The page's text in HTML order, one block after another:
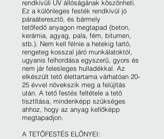
rendkívüli UV állóságának köszönheti.
Ez a különleges festék rendkívül jó
páraáteresztõ, és bármely
tetőfedő anyagon megtapad (beton,
kerámia, agyag, pala, fém, bitumen,
stb.). Nem kell félnie a hetekig tartó,
rengeteg kosszal járó munkálatoktól,
ugyanis felhordása egyszerû, gyors és
nem jár felesleges hulladékkal. Az
elkészült tető élettartama várhatóan 20-
25 évvel növekszik meg a felújítás
után. A tető festés feltétele a tetõ
tisztítása, mindenképp szükséges
ahhoz, hogy az anyag kellőképp
megtapadjon.
A TETŐFESTÉS ELŐNYEI: